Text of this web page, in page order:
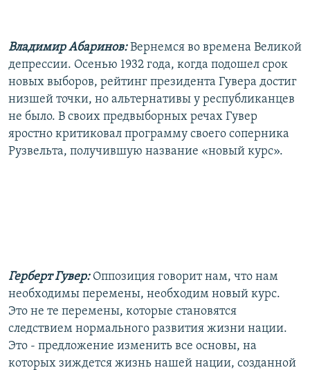
Владимир Абаринов:Вернемся во времена Великой
депрессии. Осенью 1932 года, когда подошел срок
новых выборов, рейтинг президента Гувера достиг
низшей точки, но альтернативы у республиканцев
не было. В своих предвыборных речах Гувер
яростно критиковал программу своего соперника
Рузвельта, получившую название «новый курс».
Герберт Гувер: Оппозиция говорит нам, что нам
необходимы перемены, необходим новый курс.
Это не те перемены, которые становятся
следствием нормального развития жизни нации.
Это - предложение изменить все основы, на
которых зиждется жизнь нашей нации, созданной